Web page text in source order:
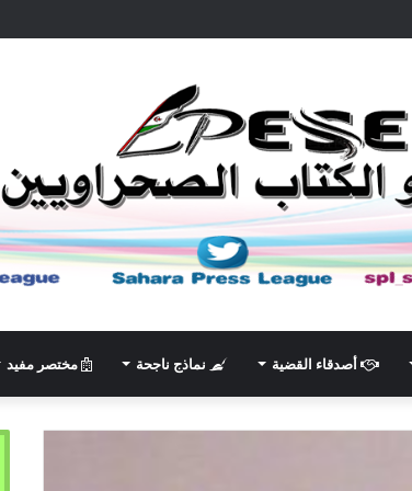
أصدقاء القضية نماذج ناجحة مختصر مفيد